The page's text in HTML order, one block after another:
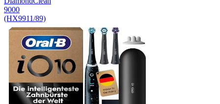
9000
(HX9911/89)